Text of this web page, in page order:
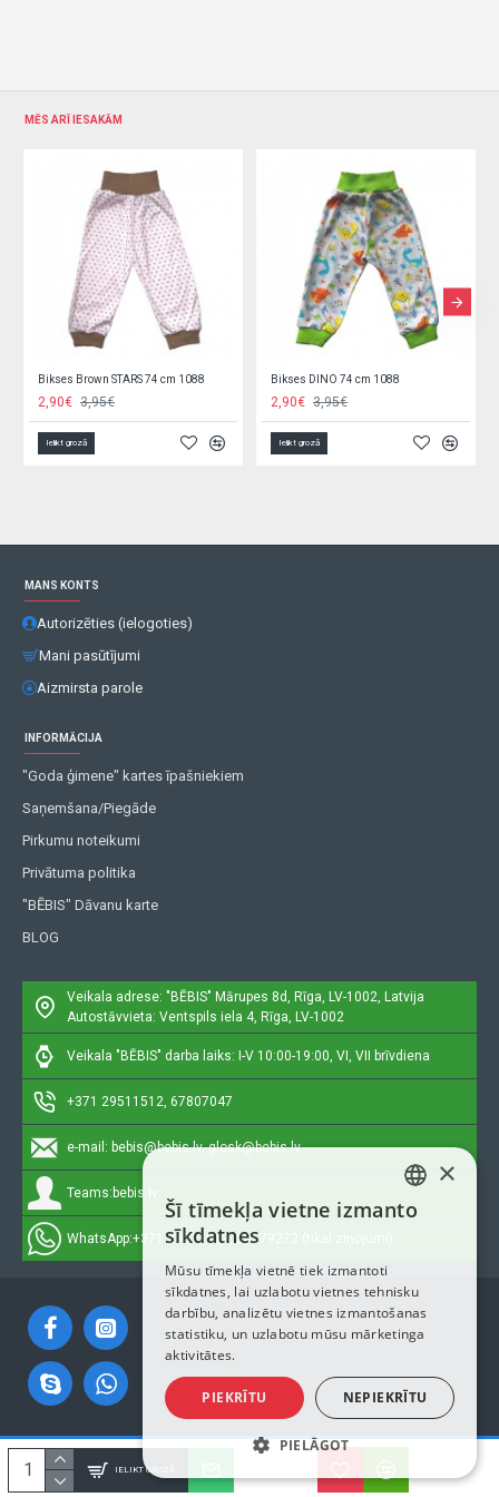
IELIKT GROZĀ
MĒS ARĪ IESAKĀM
Bikses FLOWERS 74 cm 1088
2,90€
Bikses Green STARS 74 cm 1088
2,90€
MANS KONTS
Autorizēties (ielogoties)
Mani pasūtījumi
Aizmirsta parole
INFORMĀCIJA
"Goda ģimene" kartes īpašniekiem
Saņemšana/Piegāde
Pirkumu noteikumi
Privātuma politika
"BĒBIS" Dāvanu karte
BLOG
Veikala adrese: "BĒBIS" Mārupes 8d, Rīga, LV-1002, Latvija
Autostāvvieta: Ventspils iela 4, Rīga, LV-1002
Veikala "BĒBIS" darba laiks: I-V 10:00-19:00, VI, VII brīvdiena
+371 29511512, 67807047
e-mail: bebis@bebis.lv, glosk@bebis.lv
Teams: bebis.lv
WhatsApp:+371 29511512, 20579272 (tikai ziņojumi)
Autortiesības © 2023, Bebis.lv, Visas tiesības aizsargātas
LATVIAN
ENGLISH
×
Šī tīmekļa vietne izmanto
sīkdatnes
Mūsu tīmekļa vietnē tiek izmantoti
sīkdatnes, lai uzlabotu vietnes tehnisku
darbību, analizētu vietnes izmantošanas
statistiku, un uzlabotu mūsu mārketinga
aktivitātes.
PIEKRĪTU NEPIEKRĪTU
PIELĀGOT